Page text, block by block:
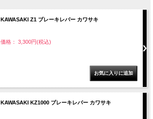
KAWASAKI Z1 ブレーキレバー カワサキ
価格： 3,300円(税込)
KAWASAKI KZ1000 ブレーキレバー カワサキ